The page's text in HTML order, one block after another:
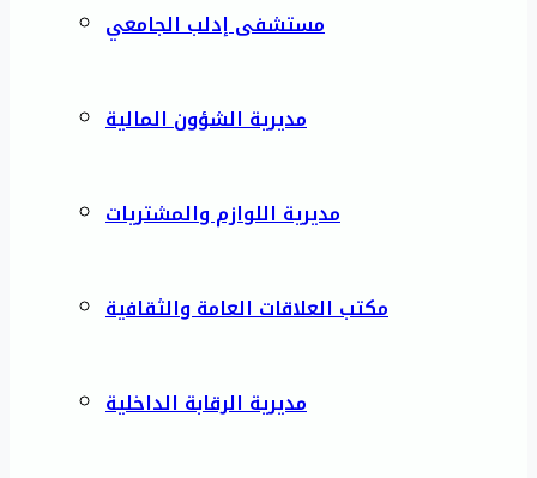
مستشفى إدلب الجامعي
مديرية الشؤون المالية
مديرية اللوازم والمشتريات
مكتب العلاقات العامة والثقافية
مديرية الرقابة الداخلية